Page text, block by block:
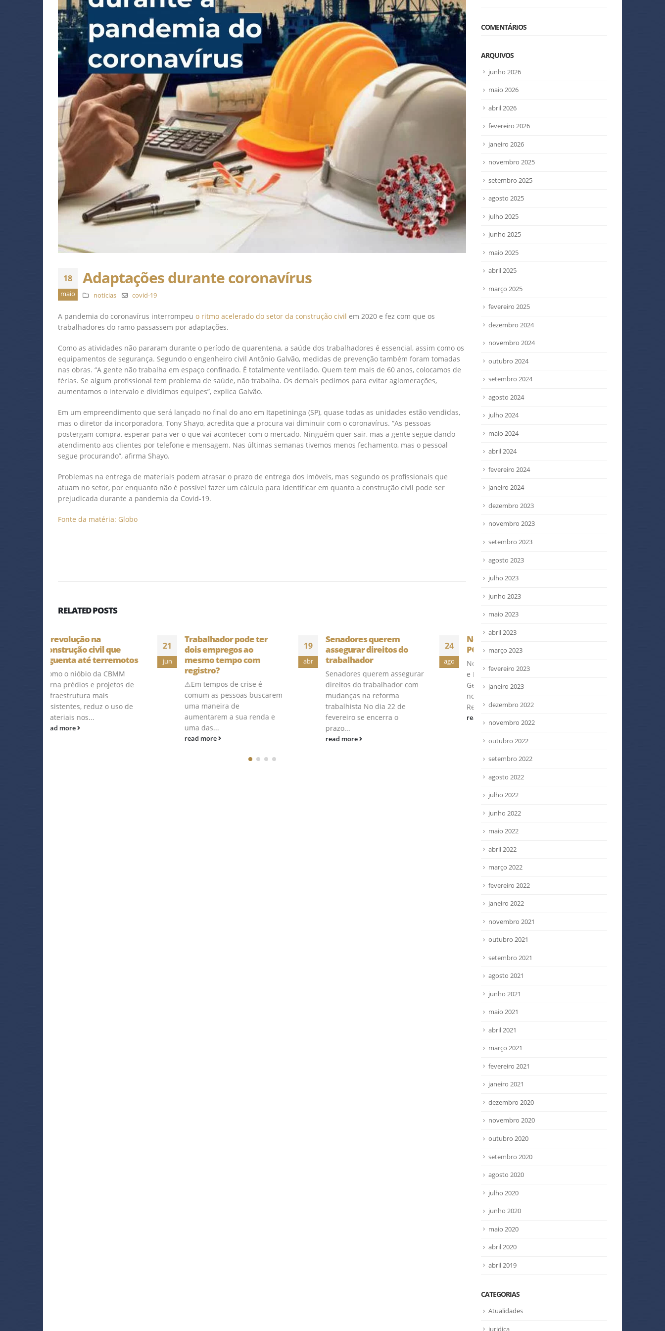
18
maio
Adaptações durante coronavírus
noticias covid-19
A pandemia do coronavírus interrompeu o ritmo acelerado do setor da construção civil em 2020 e fez com que os
trabalhadores do ramo passassem por adaptações.
Como as atividades não pararam durante o período de quarentena, a saúde dos trabalhadores é essencial, assim como os
equipamentos de segurança. Segundo o engenheiro civil Antônio Galvão, medidas de prevenção também foram tomadas
nas obras. “A gente não trabalha em espaço confinado. É totalmente ventilado. Quem tem mais de 60 anos, colocamos de
férias. Se algum profissional tem problema de saúde, não trabalha. Os demais pedimos para evitar aglomerações,
aumentamos o intervalo e dividimos equipes”, explica Galvão.
Em um empreendimento que será lançado no final do ano em Itapetininga (SP), quase todas as unidades estão vendidas,
mas o diretor da incorporadora, Tony Shayo, acredita que a procura vai diminuir com o coronavírus. “As pessoas
postergam compra, esperar para ver o que vai acontecer com o mercado. Ninguém quer sair, mas a gente segue dando
atendimento aos clientes por telefone e mensagem. Nas últimas semanas tivemos menos fechamento, mas o pessoal
segue procurando”, afirma Shayo.
Problemas na entrega de materiais podem atrasar o prazo de entrega dos imóveis, mas segundo os profissionais que
atuam no setor, por enquanto não é possível fazer um cálculo para identificar em quanto a construção civil pode ser
prejudicada durante a pandemia da Covid-19.
Fonte da matéria: Globo
RELATEDPOSTS
21
jun
Trabalhador pode ter
dois empregos ao
mesmo tempo com
registro?
⚠Em tempos de crise é
comum as pessoas buscarem
uma maneira de
aumentarem a sua renda e
19
abr
Senadores querem
assegurar direitos do
trabalhador
direitos do trabalhador com
mudanças na reforma
trabalhista No dia 22 de
fevereiro se encerra o
24
ago
Nova NR 18 substitui
PCMAT e PPRA
Nova NR 18 substitui PCMAT
e PPRA por Programa de
Gerenciamento de RiscosA
nova Norma
Regulamentadora NR 18 –...
read more
construção
material capaz de substituir
as tradicionais armaduras de
anos no...
COMENTÁRIOS
ARQUIVOS
junho 2026
maio 2026
abril 2026
fevereiro 2026
janeiro 2026
novembro 2025
setembro 2025
agosto 2025
julho 2025
junho 2025
maio 2025
abril 2025
março 2025
fevereiro 2025
dezembro 2024
novembro 2024
outubro 2024
setembro 2024
agosto 2024
julho 2024
maio 2024
abril 2024
fevereiro 2024
janeiro 2024
dezembro 2023
novembro 2023
setembro 2023
agosto 2023
julho 2023
junho 2023
maio 2023
abril 2023
março 2023
fevereiro 2023
janeiro 2023
dezembro 2022
novembro 2022
outubro 2022
setembro 2022
agosto 2022
julho 2022
junho 2022
maio 2022
abril 2022
março 2022
fevereiro 2022
janeiro 2022
novembro 2021
outubro 2021
setembro 2021
agosto 2021
junho 2021
maio 2021
abril 2021
março 2021
fevereiro 2021
janeiro 2021
dezembro 2020
novembro 2020
outubro 2020
setembro 2020
agosto 2020
julho 2020
junho 2020
maio 2020
abril 2020
abril 2019
CATEGORIAS
Atualidades
juridica